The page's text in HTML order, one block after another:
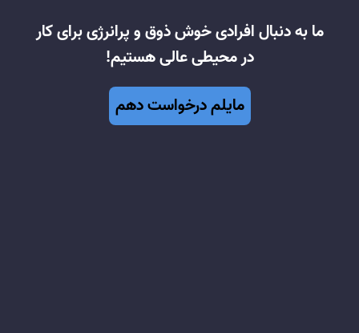
ما به دنبال افرادی خوش ذوق و پرانرژی برای کار
در محیطی عالی هستیم!
مایلم درخواست دهم